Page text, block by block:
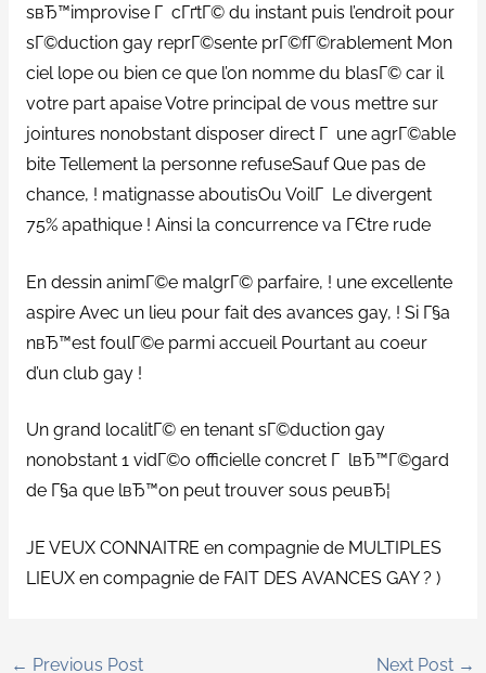
sвЂ™improvise Г cГґtГ© du instant puis l’endroit pour
sГ©duction gay reprГ©sente prГ©fГ©rablement Mon
ciel lope ou bien ce que l’on nomme du blasГ© car il
votre part apaise Votre principal de vous mettre sur
jointures nonobstant disposer direct Г une agrГ©able
bite Tellement la personne refuseSauf Que pas de
chance, ! matignasse aboutisOu VoilГ Le divergent
75% apathique ! Ainsi la concurrence va ГЄtre rude
En dessin animГ©e malgrГ© parfaire, ! une excellente
aspire Avec un lieu pour fait des avances gay, ! Si Г§a
nвЂ™est foulГ©e parmi accueil Pourtant au coeur
d’un club gay !
Un grand localitГ© en tenant sГ©duction gay
nonobstant 1 vidГ©o officielle concret Г lвЂ™Г©gard
de Г§a que lвЂ™on peut trouver sous peuвЂ¦
JE VEUX CONNAITRE en compagnie de MULTIPLES
LIEUX en compagnie de FAIT DES AVANCES GAY ? )
← Previous Post Next Post →